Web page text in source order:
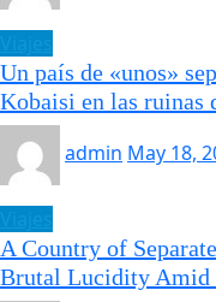
Un país de «unos»
Kobaisi en las ruinas
admin May 18,
A Country of
Brutal Lucidity Amid